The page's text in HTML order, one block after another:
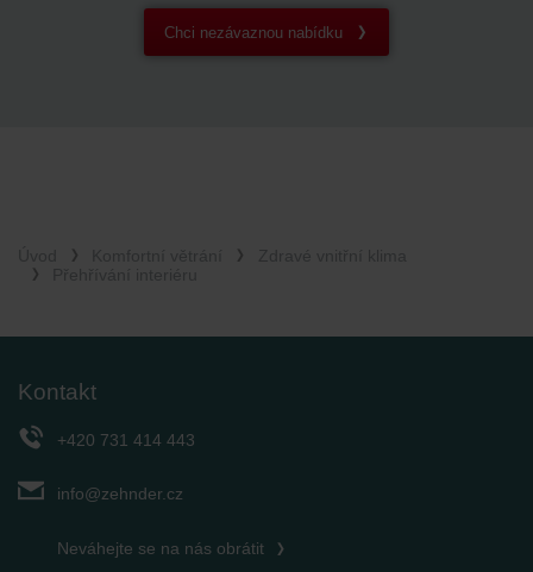
Chci nezávaznou nabídku
Kontakt
+420 731 414 443
info@zehnder.cz
Neváhejte se na nás obrátit